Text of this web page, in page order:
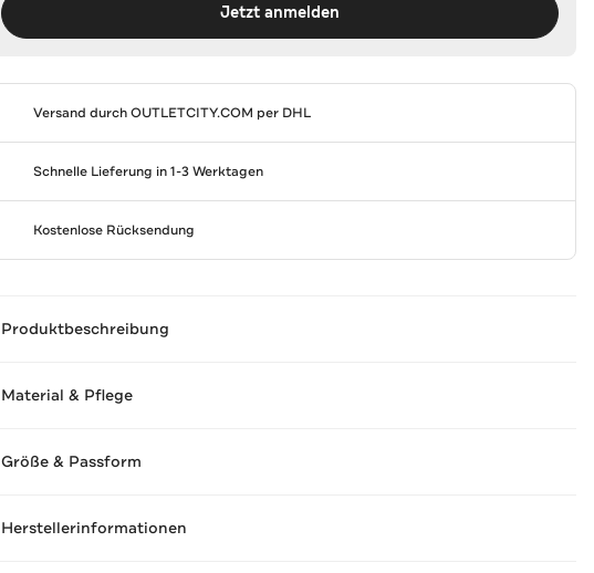
Jetzt anmelden
Versand durchOUTLETCITY.COM per DHL
Schnelle Lieferung in 1-3 Werktagen
Kostenlose Rücksendung
Produktbeschreibung
Material & Pflege
Größe & Passform
Herstellerinformationen